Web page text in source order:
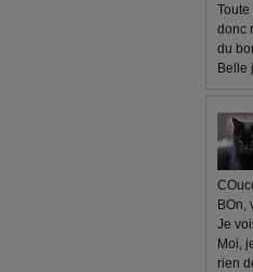
donc
du
Belle
BOn,
Je
Moi,
rien